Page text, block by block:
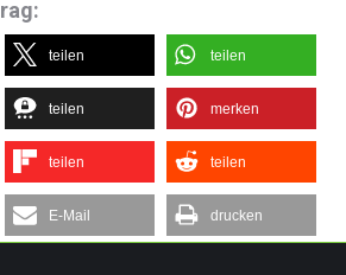
teilen teilen
teilen merken
teilen teilen
E-Mail drucken